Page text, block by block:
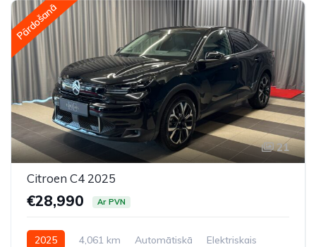
Pārdošanā
21
Citroen C4 2025
€28,990 Ar PVN
2025 4,061 km Automātiskā
Elektriskais